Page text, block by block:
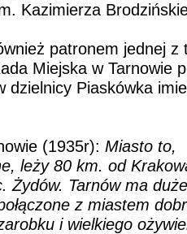
Kazimierza
patronem jednej z
Miejska w Tarnowie
dzielnicy Piaskówka
(1935r): Miasto to,
leży 80 km. od
Żydów. Tarnów ma
z miastem
i wielkiego